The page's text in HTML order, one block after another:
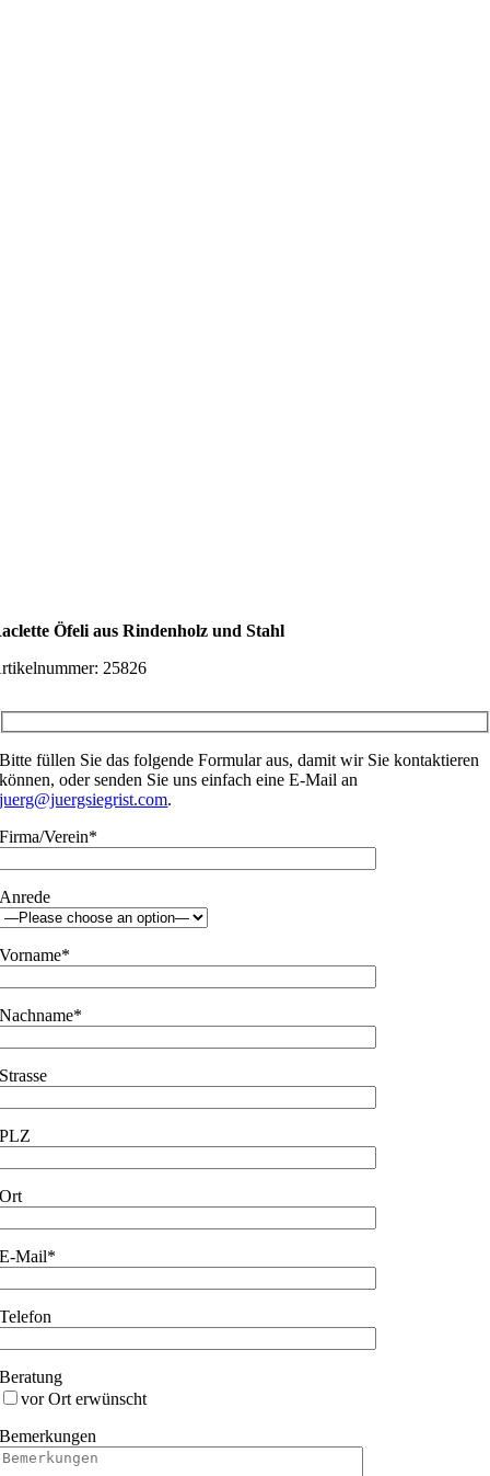
Öfeli aus Rindenholz und Stahl
25826
Bitte füllen Sie das folgende Formular aus, damit wir Sie kontaktieren
können, oder senden Sie uns einfach eine E-Mail an
juerg@juergsiegrist.com.
Firma/Verein*
Anrede
Vorname*
Nachname*
Strasse
PLZ
Ort
E-Mail*
Telefon
Beratung
vor Ort erwünscht
Bemerkungen